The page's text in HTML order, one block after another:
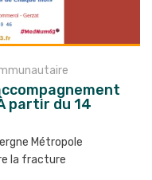
partir du 14
Métropole
la fracture